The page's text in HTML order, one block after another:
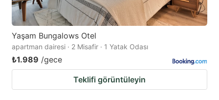
Yaşam Bungalows Otel
apartman dairesi · 2 Misafir · 1 Yatak Odası
₺1.989 /gece
Teklifi görüntüleyin